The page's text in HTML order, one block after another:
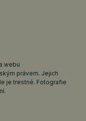
webu
právem. Jejich
je trestné. Fotografie